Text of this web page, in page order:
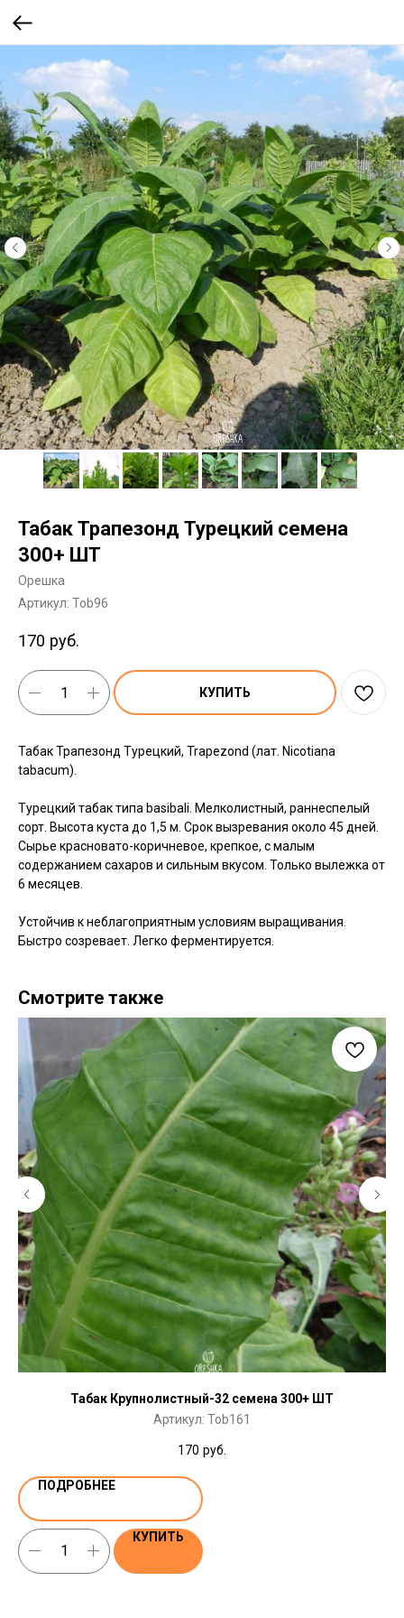
Табак Трапезонд Турецкий семена
300+ ШТ
Орешка
Артикул: Tob96
170 руб.
КУПИТЬ
Табак Трапезонд Турецкий, Trapezond (лат. Nicotiana
tabacum).
Турецкий табак типа basibali. Мелколистный, раннеспелый
сорт. Высота куста до 1,5 м. Срок вызревания около 45 дней.
Сырье красновато-коричневое, крепкое, с малым
содержанием сахаров и сильным вкусом. Только вылежка от
6 месяцев.
Устойчив к неблагоприятным условиям выращивания.
Быстро созревает. Легко ферментируется.
Смотрите также
Табак Крупнолистный-32 семена 300+ ШТ
Артикул: Tob161
170 руб.
ПОДРОБНЕЕ
КУПИТЬ